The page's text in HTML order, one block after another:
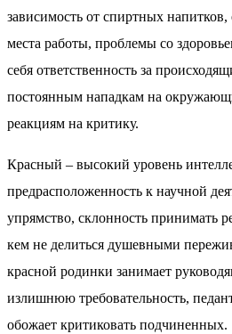
зависимость от спиртных напитков,
места работы, проблемы со
себя ответственность за
постоянным нападкам на
реакциям на критику.
Красный – высокий уровень
предрасположенность к научной
упрямство, склонность принимать
кем не делиться душевными
красной родинки занимает
излишнюю требовательность,
обожает критиковать подчиненных.